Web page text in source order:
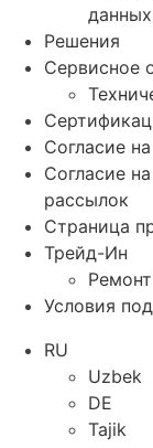
данных
Решения
Сервисное
Согласие
Согласие
рассылок
Страница
Трейд-Ин
Условия
RU
Uzbek
DE
Tajik